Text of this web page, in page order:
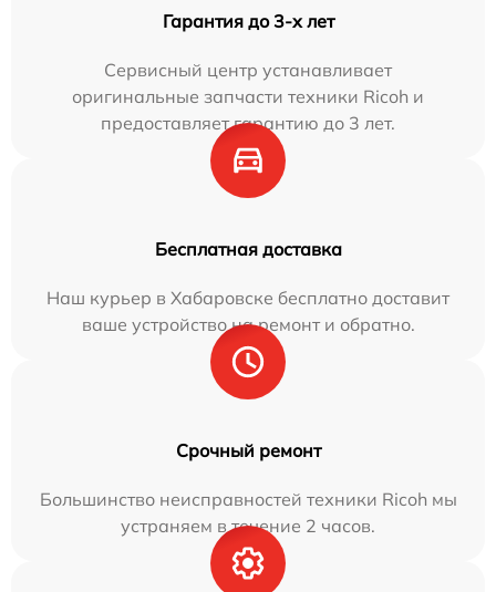
Гарантия до 3-х лет
Сервисный центр устанавливает
оригинальные запчасти техники Ricoh и
предоставляет гарантию до 3 лет.
Бесплатная доставка
Наш курьер в Хабаровске бесплатно доставит
ваше устройство на ремонт и обратно.
Срочный ремонт
Большинство неисправностей техники Ricoh мы
устраняем в течение 2 часов.